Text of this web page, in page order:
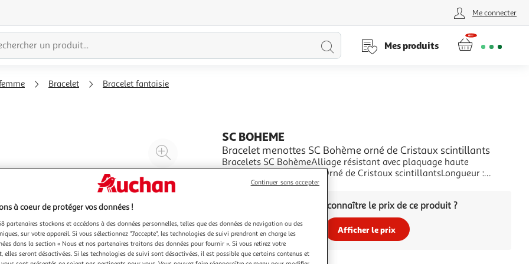
Me connecter
Lancer
Mes produits
Bracelet Bracelet fantaisie
Agrandir
l'illustration
à
200%
Réduire
l'illustration
100
%
le
produit
SC BOHEME
Bracelet menottes SC Bohème orné de Cristaux scintillants
Bracelets SC BohèmeAlliage résistant avec plaquage haute
résistance doré à l'or fin.Orné de Cristaux scintillantsLongueur :
17cmDimensions menotte : 17x20mmFermoir : Menottes
En savoir +
Vous voulez connaître le prix de ce produit ?
Afficher le prix
à coeur de protéger vos données !
partenaires stockons et accédons à des données personnelles, telles que des données de navigation ou des
sur votre appareil. Si vous sélectionnez "J'accepte", les technologies de suivi prendront en charge les
dans la section « Nous et nos partenaires traitons des données pour fournir ». Si vous retirez votre
elles seront désactivées. Si les technologies de suivi sont désactivées, il est possible que certains contenus et
Continuer sans accepter